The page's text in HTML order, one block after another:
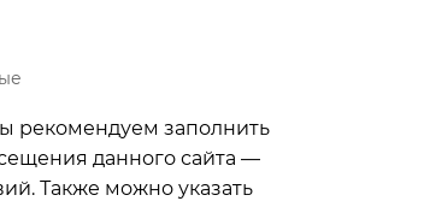
рекомендуем заполнить
данного сайта —
Также можно указать